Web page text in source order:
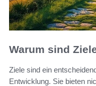
Warum sind
Ziele sind ein
Entwicklung. Sie bieten